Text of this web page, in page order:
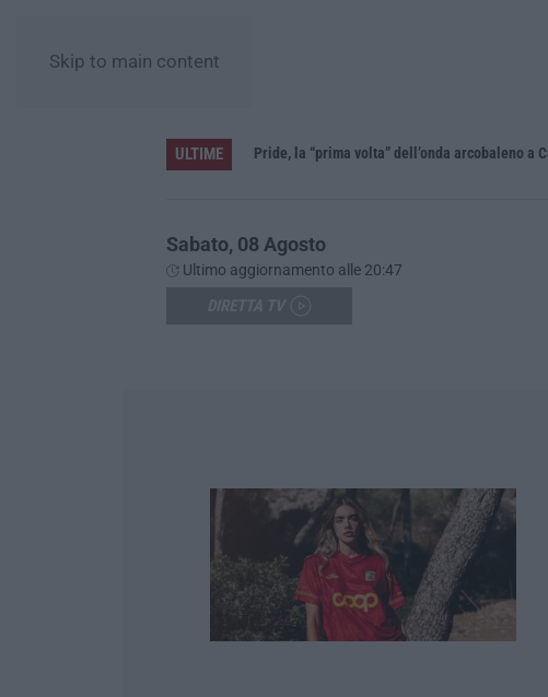
Skip to main content
ULTIME
Vinitaly and the City a Reggio: il grande abbraccio tra identità del territorio, storia e cultura – FOTO
Sabato, 08 Agosto
Ultimo aggiornamento alle 20:47